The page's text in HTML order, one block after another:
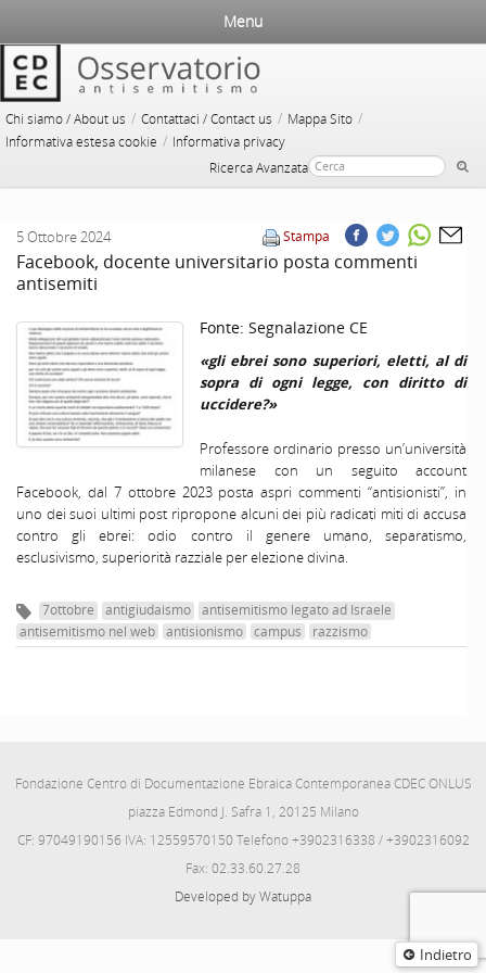
Chi siamo / About us / Contattaci / Contact us / Mappa Sito /
Informativa estesa cookie / Informativa privacy
Ricerca Avanzata
Menu
Indietro
Stampa
5 Ottobre 2024
Facebook, docente universitario posta commenti
antisemiti
Fonte: Segnalazione CE
«gli ebrei sono superiori, eletti, al di
sopra di ogni legge, con diritto di
uccidere?»
Professore ordinario presso un’università
milanese con un seguito account
Facebook, dal 7 ottobre 2023 posta aspri commenti “antisionisti”, in
uno dei suoi ultimi post ripropone alcuni dei più radicati miti di accusa
contro gli ebrei: odio contro il genere umano, separatismo,
esclusivismo, superiorità razziale per elezione divina.
7ottobre antigiudaismo
antisemitismo legato ad Israele
antisemitismo nel web
antisionismo campus razzismo
Fondazione Centro di Documentazione Ebraica Contemporanea CDEC ONLUS
piazza Edmond J. Safra 1, 20125 Milano
CF: 97049190156 IVA: 12559570150 Telefono +3902316338 / +3902316092
Fax: 02.33.60.27.28
Developed by Watuppa